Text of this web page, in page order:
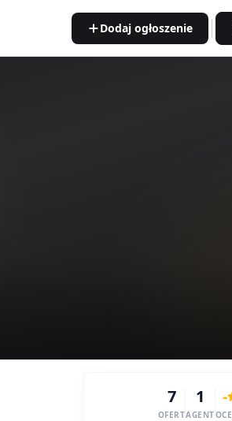
Dodaj ogłoszenie
7
OFERT
1
AGENT
-